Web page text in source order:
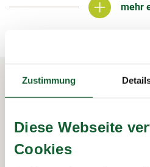
Zustimmung
Diese Webseite
Cookies
mehr mehr
In 3 Schritten zur
So funktioniert's: